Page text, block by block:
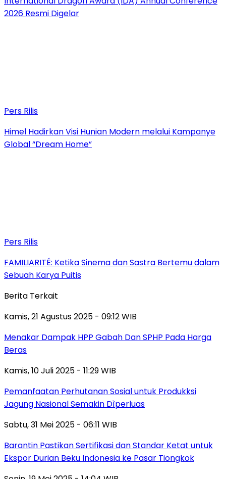
2026 Resmi Digelar
Pers Rilis
Himel Hadirkan Visi Hunian Modern melalui Kampanye
Global “Dream Home”
Pers Rilis
FAMILIARITÉ: Ketika Sinema dan Sastra Bertemu dalam
Sebuah Karya Puitis
Berita Terkait
Kamis, 21 Agustus 2025 - 09:12 WIB
Menakar Dampak HPP Gabah Dan SPHP Pada Harga
Beras
Kamis, 10 Juli 2025 - 11:29 WIB
Pemanfaatan Perhutanan Sosial untuk Produkksi
Jagung Nasional Semakin Dìperluas
Sabtu, 31 Mei 2025 - 06:11 WIB
Barantin Pastikan Sertifikasi dan Standar Ketat untuk
Ekspor Durian Beku Indonesia ke Pasar Tiongkok